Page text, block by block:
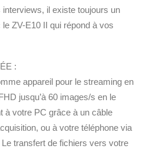
il existe toujours un
ZV-E10 II qui répond à vos
:
appareil pour le streaming en
jusqu’à 60 images/s en le
à votre PC grâce à un câble
ou à votre téléphone via
Le transfert de fichiers vers votre